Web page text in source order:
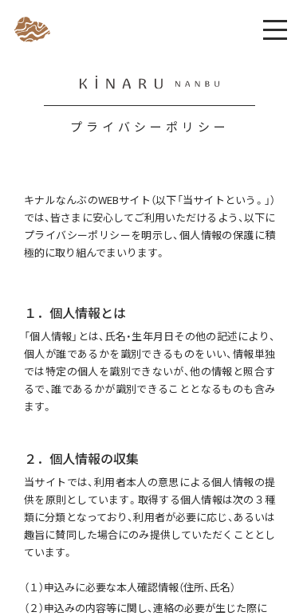
プライバシーポリシー
キナルなんぶのWEBサイト（以下「当サイトという。」）
では、皆さまに安心してご利用いただけるよう、以下に
プライバシーポリシーを明示し、個人情報の保護に積
極的に取り組んでまいります。
１．個人情報とは
「個人情報」とは、氏名・生年月日その他の記述により、
個人が誰であるかを識別できるものをいい、情報単独
では特定の個人を識別できないが、他の情報と照合す
るで、誰であるかが識別できることとなるものも含み
ます。
２．個人情報の収集
当サイトでは、利用者本人の意思による個人情報の提
供を原則としています。取得する個人情報は次の３種
類に分類となっており、利用者が必要に応じ、あるいは
趣旨に賛同した場合にのみ提供していただくこととし
ています。
（１）申込みに必要な本人確認情報（住所、氏名）
（２）申込みの内容等に関し、連絡の必要が生じた際に